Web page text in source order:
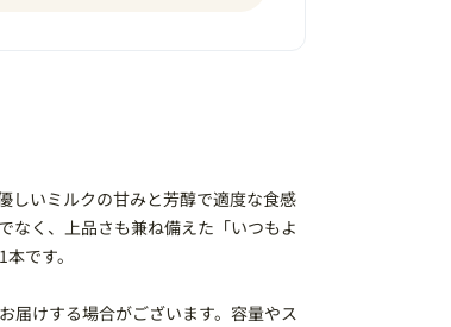
しいミルクの甘みと芳醇で適度な食感
なく、上品さも兼ね備えた「いつもよ
です。
届けする場合がございます。容量やス